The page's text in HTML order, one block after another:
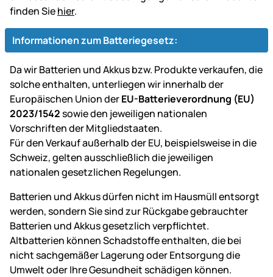
finden Siehier.
Informationen zum Batteriegesetz:
Da wir Batterien und Akkus bzw. Produkte verkaufen, die
solche enthalten, unterliegen wir innerhalb der
Europäischen Union derEU-Batterieverordnung (EU)
2023/1542sowie den jeweiligen nationalen
Vorschriften der Mitgliedstaaten.
Für den Verkauf außerhalb der EU, beispielsweise in die
Schweiz, gelten ausschließlich die jeweiligen
nationalen gesetzlichen Regelungen.
Batterien und Akkus dürfen nicht im Hausmüll entsorgt
werden, sondern Sie sind zur Rückgabe gebrauchter
Batterien und Akkus gesetzlich verpflichtet.
Altbatterien können Schadstoffe enthalten, die bei
nicht sachgemäßer Lagerung oder Entsorgung die
Umwelt oder Ihre Gesundheit schädigen können.